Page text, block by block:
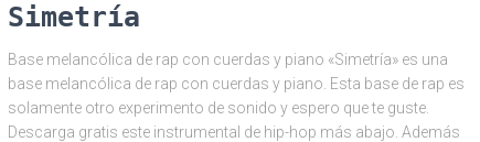
Simetría
Base melancólica de rap con cuerdas y piano «Simetría» es una
base melancólica de rap con cuerdas y piano. Esta base de rap es
solamente otro experimento de sonido y espero que te guste.
Descarga gratis este instrumental de hip-hop más abajo. Además